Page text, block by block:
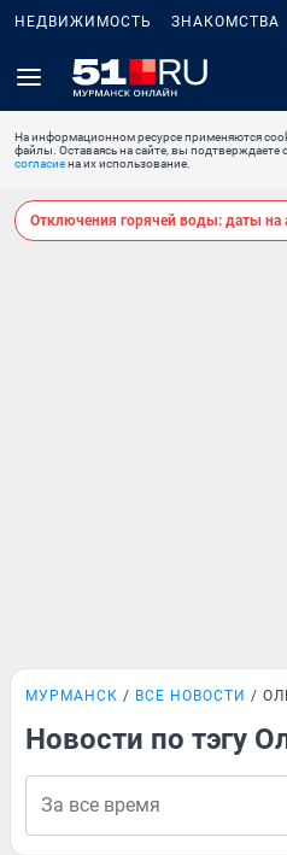
НЕДВИЖИМОСТЬ ЗНАКОМСТВА
На информационном ресурсе применяются
файлы. Оставаясь на сайте, вы подтверждаете
согласиена их использование.
Отключения горячей воды: даты на
МУРМАНСК ВСЕ НОВОСТИ
Новости по тэгу